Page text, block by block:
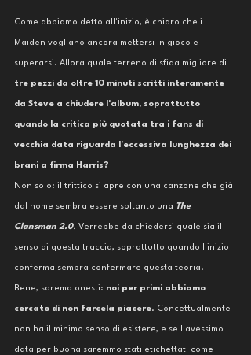
Come abbiamo detto all'inizio, è chiaro che i
Maiden vogliano ancora mettersi in gioco e
superarsi. Allora quale terreno di sfida migliore di
tre pezzi da oltre 10 minuti scritti interamente
da Steve a chiudere l'album, soprattutto
quando la critica più quotata tra i fans di
vecchia data riguarda l'eccessiva lunghezza dei
brani a firma Harris?
Non solo: il trittico si apre con una canzone che già
dal nome sembra essere soltanto una The
Clansman 2.0. Verrebbe da chiedersi quale sia il
senso di questa traccia, soprattutto quando l'inizio
conferma sembra confermare questa teoria.
Bene, saremo onesti: noi per primi abbiamo
cercato di non farcela piacere. Concettualmente
non ha il minimo senso di esistere, e se l'avessimo
data per buona saremmo stati etichettati come